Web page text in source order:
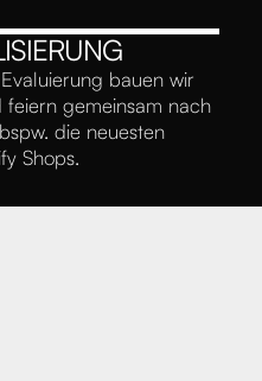
bauen wir
gemeinsam nach
die neuesten
Shops.